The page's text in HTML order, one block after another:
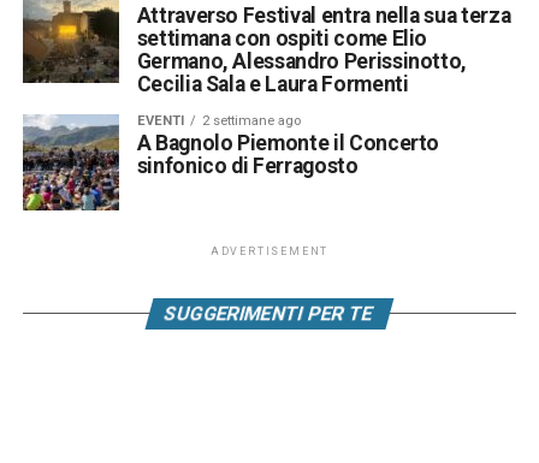
Attraverso Festival entra nella sua terza
settimana con ospiti come Elio
Germano, Alessandro Perissinotto,
Cecilia Sala e Laura Formenti
EVENTI 2 settimane ago
A Bagnolo Piemonte il Concerto
sinfonico di Ferragosto
ADVERTISEMENT
SUGGERIMENTI PER TE